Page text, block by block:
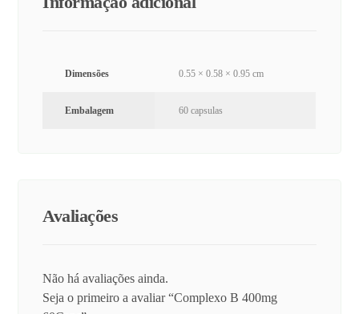
Dimensões 0.55 × 0.58 × 0.95 cm
Embalagem 60 capsulas
Avaliações
Não há avaliações ainda.
Seja o primeiro a avaliar “Complexo B 400mg